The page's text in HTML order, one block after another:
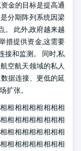
金的目标是提高通
分期阵列系统因梁
。 此外,政府越来越
措提供资金,这需要
接和监测。 同时,私
空航天领域的私人
据连接、更低的延
扩张。
相相相相相相相相
相相相相相相相相
相相相相相相相相
相相相相相相相相